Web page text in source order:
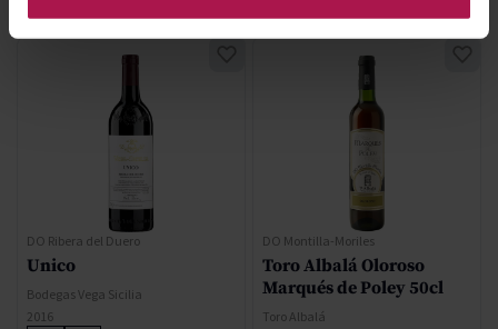
DO Ribera del Duero
Unico
Bodegas Vega Sicilia
2016
DO Montilla-Moriles
Toro Albalá Oloroso
Marqués de Poley 50cl
Toro Albalá